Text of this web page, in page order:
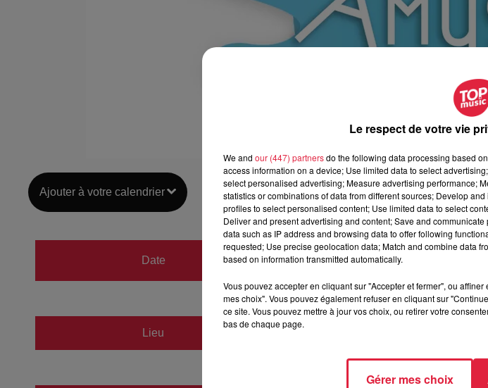
Ajouter à votre calendrier
Date
du28 juillet 2020 à 0h00
Lieu
Le respect de votre vie
We and our (447) partnersdo the following data processing based
access information on a device; Use limited data to select
select personalised advertising; Measure advertising performance;
statistics or combinations of data from different sources; Develop
profiles to select personalised content; Use limited data to select
Deliver and present advertising and content; Save and
data such as IP address and browsing data to offer following
requested; Use precise geolocation data; Match and combine data
based on information transmitted automatically.
Vous pouvez accepter en cliquant sur "Accepter et fermer", ou
mes choix". Vous pouvez également refuser en cliquant sur
ce site. Vous pouvez mettre à jour vos choix, ou retirer votre
bas de chaque page.
Gérer mes choix